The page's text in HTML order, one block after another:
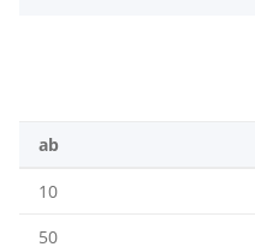
ab
10
50